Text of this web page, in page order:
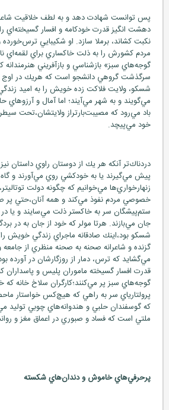
پس توانست شهادت دهد و به لطف خلاقيت
دهشت انگيز قدرت خود‌كامه و افسار گسيخته‌اي را
نكبت كشاند، بر‌ملا سازد. او شكيبايي ترس‌خورده
مردم كشورش را به ذلت خاكساري براي لقمه‌اي
گوجه‌هاي سبز» باز‌شناسي و باز‌آفريني هنرمندانه
سرگذشت گروهي دانشجو است كه هريك در اوج
شسكو، ولايت فلاكت زده خويش را به اميد زندگي
مي‌گويند و به شهر مي‌آيند؛ اما آمال و آرزوهاي
باد مي‌رود كه مصيبت‌بار‌تراز ولايتشان،تحت
خود مي‌پيچد.
دردناك‌تر آنكه هر يك از دوستان راوي داستان نيز
پيش مي‌گيرند يا به خود‌كشي روي مي‌آورند و گاه
زنهارخواري‌ها مي‌خوانيم كه چگونه دولت توتاليتر،
خصوصي مردم نفوذ مي‌كند و همه آنان،حتي پر
ستم‌پيشگان سر به خاكستر ذلت مي‌سايند و يا در
جان مي‌بازند. هرتا مولر كه خود از جان به در
شسكو بود،اينك صادقانه ماجراي زندگي خويش را
گزنده و شاعرانه صحنه به صحنه منظري از جامعه
مي‌گشايد كه ترس، دمار از روزگارشان در آورده
قدرت افسار گسيخته ماموران پليس و پاسداران
گوجه‌هاي سبز پر مي‌كنند؛كارگران سلاخ خانه كه
پرولتارياي سر به راهي كه هيچ‌كس خواستار
كه گوسفندان حلبي و هندوانه‌هاي چوبي توليد
ملتي است كه فساد و صبوري در اعماق مغز و
پرحرفي‌هاي خاموش و دندان‌هاي شكسته